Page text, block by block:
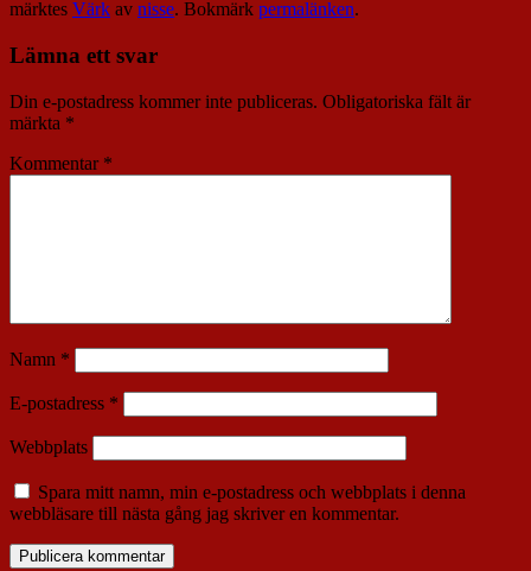
märktes Värk av nisse. Bokmärk permalänken.
Lämna ett svar
Din e-postadress kommer inte publiceras. Obligatoriska fält är
märkta *
Kommentar *
Namn *
E-postadress *
Webbplats
Spara mitt namn, min e-postadress och webbplats i denna
webbläsare till nästa gång jag skriver en kommentar.